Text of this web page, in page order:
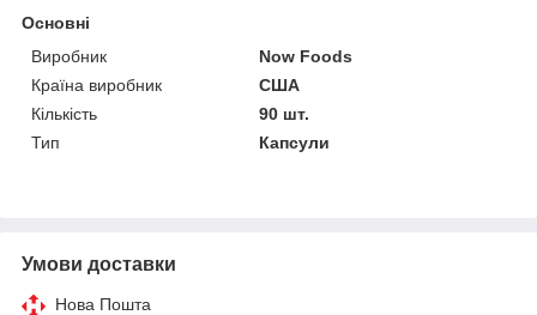
Основні
Виробник
Now Foods
Країна виробник
США
Кількість
90 шт.
Тип
Капсули
Умови доставки
Нова Пошта